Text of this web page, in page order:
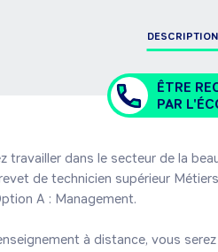
DESCRIPTION
ÊTRE
PAR
travailler dans le secteur de la
de technicien supérieur
A : Management.
à distance, vous